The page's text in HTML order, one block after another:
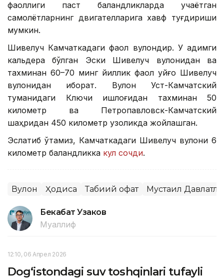
фаоллиги паст баландликларда учаётган
самолётларнинг двигателларига хавф туғдириши
мумкин.
Шивелуч Камчаткадаги фаол вулқондир. У қадимги
кальдера бўлган Эски Шивелуч вулқонидан ва
тахминан 60–70 минг йиллик фаол уйғоқ Шивелуч
вулқонидан иборат. Вулқон Уст-Камчатский
туманидаги Ключи қишлоғидан тахминан 50
километр ва Петропавловск-Камчатский
шаҳридан 450 километр узоқликда жойлашган.
Эслатиб ўтамиз, Камчаткадаги Шивелуч вулқони 6
километр баландликка кул сочди.
Вулқон Ҳодиса Табиий офат Мустақил
Бекабат Узаков
Муаллиф
12:10, 06 Апрел 2026
Dog‘istondagi suv toshqinlari tufayli